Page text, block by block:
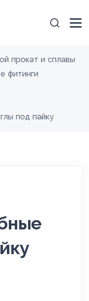
прокат и сплавы
фитинги
под пайку